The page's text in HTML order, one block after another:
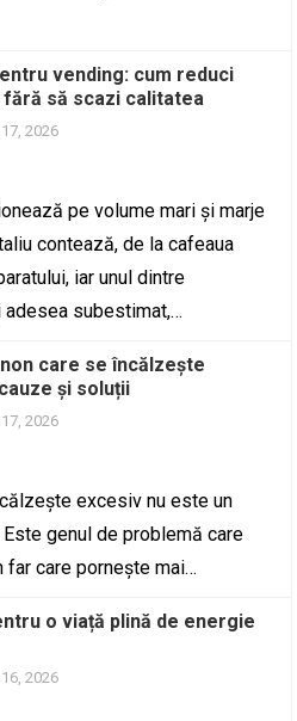
vending: cum reduci
să scazi calitatea
2026
pe volume mari și marje
contează, de la cafeaua
iar unul dintre
subestimat,…
care se încălzește
și soluții
2026
excesiv nu este un
genul de problemă care
far care pornește mai…
o viață plină de energie
2026